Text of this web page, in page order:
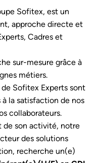
Sofitex, est un
approche directe et
Cadres et
sur-mesure grâce à
métiers.
Sofitex Experts sont
la satisfaction de nos
collaborateurs.
de son activité, notre
des solutions
recherche un(e)